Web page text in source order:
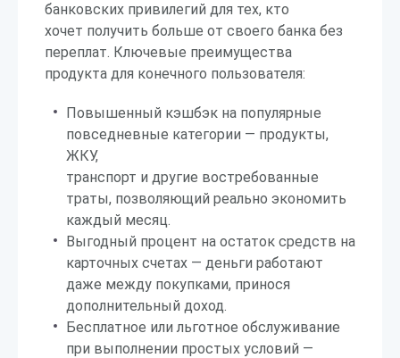
банковских привилегий для тех, кто
хочет получить больше от своего банка без
переплат. Ключевые преимущества
продукта для конечного пользователя:
Повышенный кэшбэк на популярные
повседневные категории — продукты,
ЖКУ,
транспорт и другие востребованные
траты, позволяющий реально экономить
каждый месяц.
Выгодный процент на остаток средств на
карточных счетах — деньги работают
даже между покупками, принося
дополнительный доход.
Бесплатное или льготное обслуживание
при выполнении простых условий —